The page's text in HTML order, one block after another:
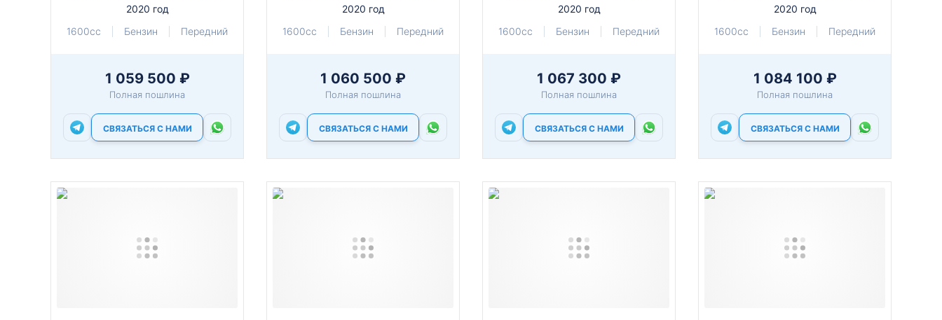
2020 год
1600cc
Бензин Передний
1 059 500 ₽
Полная пошлина
СВЯЗАТЬСЯ С НАМИ
2020 год
1600cc
Бензин Передний
1 060 500 ₽
Полная пошлина
СВЯЗАТЬСЯ С НАМИ
2020 год
1600cc
Бензин Передний
1 067 300 ₽
Полная пошлина
СВЯЗАТЬСЯ С НАМИ
2020 год
1600cc
Бензин Передний
1 084 100 ₽
Полная пошлина
СВЯЗАТЬСЯ С НАМИ